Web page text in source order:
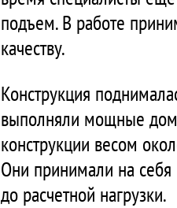
подъем. В работе
качеству.
Конструкция
выполняли мощные
конструкции весом
Они принимали на себя
до расчетной нагрузки.